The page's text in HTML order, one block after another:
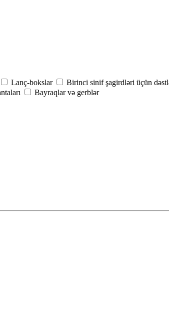
Lanç-bokslar Birinci sinif şagirdləri üçün
Bayraqlar və gerblər